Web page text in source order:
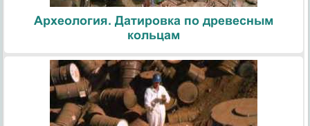
Археология. Датировка по древесным
кольцам